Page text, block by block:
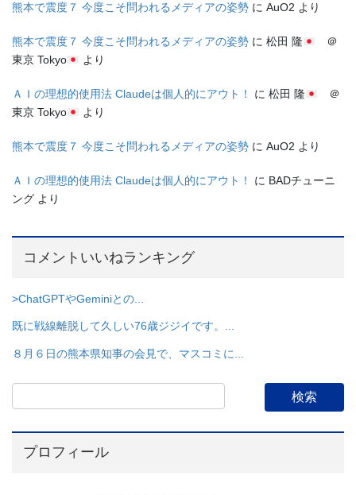
熊本で震度７ 今度こそ問われるメディアの姿勢 に AuO2 より
熊本で震度７ 今度こそ問われるメディアの姿勢 に 松田 隆
＠
東京 Tokyo
より
ＡＩの理想的使用法 Claudeは個人的にアウト！ に 松田 隆
＠
東京 Tokyo
より
熊本で震度７ 今度こそ問われるメディアの姿勢 に AuO2 より
ＡＩの理想的使用法 Claudeは個人的にアウト！ に BADチューニ
ング より
コメントいいねランキング
>ChatGPTやGeminiとの...
既に戦線離脱して久しい76歳ジジイです。...
８月６日の熊本県知事の会見で、マスコミに...
プロフィール